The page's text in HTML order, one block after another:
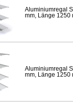
Aluminiumregal
mm, Länge 1250
Aluminiumregal
mm, Länge 1250